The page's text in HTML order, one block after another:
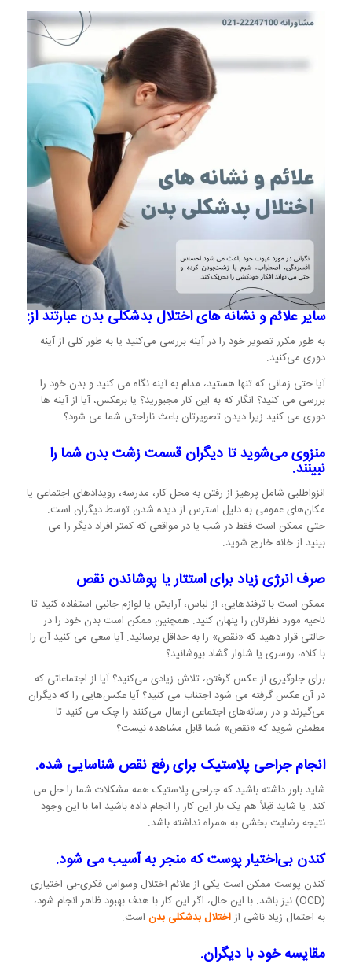
سایر علائم و نشانه های اختلال بدشکلی بدن عبارتند از:
به طور مکرر تصویر خود را در آینه بررسی می‌کنید یا به طور کلی از آینه
دوری می‌کنید.
آیا حتی زمانی که تنها هستید، مدام به آینه نگاه می کنید و بدن خود را
بررسی می کنید؟ انگار که به این کار مجبورید؟ یا برعکس، آیا از آینه ها
دوری می کنید زیرا دیدن تصویرتان باعث ناراحتی شما می شود؟
منزوی می‌شوید تا دیگران قسمت زشت بدن شما را
نبینند.
انزواطلبی شامل پرهیز از رفتن به محل کار، مدرسه، رویدادهای اجتماعی یا
مکان‌های عمومی به دلیل استرس از دیده شدن توسط دیگران است.
حتی ممکن است فقط در شب یا در مواقعی که کمتر افراد دیگر را می
بینید از خانه خارج شوید.
صرف انرژی زیاد برای استتار یا پوشاندن نقص
ممکن است با ترفندهایی، از لباس، آرایش یا لوازم جانبی استفاده کنید تا
ناحیه مورد نظرتان را پنهان کنید. همچنین ممکن است بدن خود را در
حالتی قرار دهید که «نقص» را به حداقل برسانید. آیا سعی می کنید آن را
با کلاه، روسری یا شلوار گشاد بپوشانید؟
برای جلوگیری از عکس گرفتن، تلاش زیادی می‌کنید؟ آیا از اجتماعاتی که
در آن عکس گرفته می شود اجتناب می کنید؟ آیا عکس‌هایی را که دیگران
می‌گیرند و در رسانه‌های اجتماعی ارسال می‌کنند را چک می کنید تا
مطمئن شوید که «نقص» شما قابل مشاهده نیست؟
انجام جراحی پلاستیک برای رفع نقص شناسایی شده.
شاید باور داشته باشید که جراحی پلاستیک همه مشکلات شما را حل می
کند. یا شاید قبلاً هم یک بار این کار را انجام داده باشید اما با این وجود
نتیجه رضایت بخشی به همراه نداشته باشد.
کندن بی‌اختیار پوست که منجر به آسیب می شود.
کندن پوست ممکن است یکی از علائم اختلال وسواس فکری-بی اختیاری
(OCD) نیز باشد. با این حال، اگر این کار با هدف بهبود ظاهر انجام شود،
به احتمال زیاد ناشی ازاختلال بدشکلی بدناست.
مقایسه خود با دیگران.